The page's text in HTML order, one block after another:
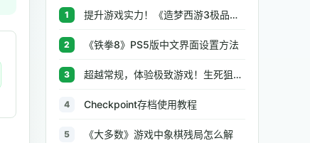
1 提升游戏实力！《造梦西游3极品辅助》让你秒杀BOSS、逆天属性一键修改
2 《铁拳8》PS5版中文界面设置方法
3 超越常规，体验极致游戏！生死狙击极品辅助工具助你无往不利
4 Checkpoint存档使用教程
5 《大多数》游戏中象棋残局怎么解